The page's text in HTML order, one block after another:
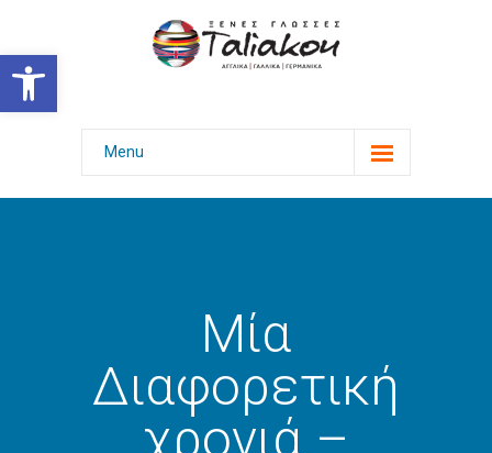
Ανοίξτε τη γραμμή εργαλείων
Menu
Αρχική
-- Εκδηλώσεις
-- Εξετάσεις με χαμόγελο
Μία
Διαφορετική
χρονιά –